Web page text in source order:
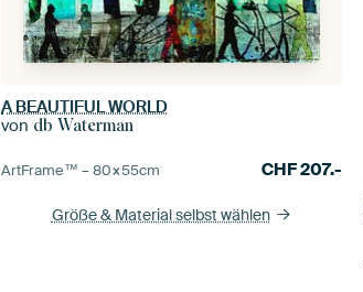
A BEAUTIFUL WORLD
von db Waterman
ArtFrame™ –80×55cm CHF207.-
Größe & Material selbst wählen